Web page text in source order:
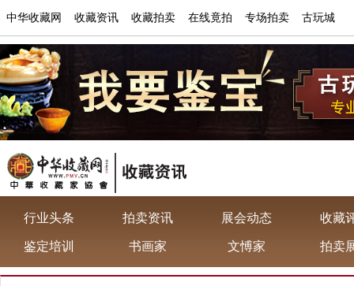
中华收藏网 收藏资讯 收藏拍卖 在线竟拍 专场拍卖 古玩城
行业头条 拍卖资讯 展会动态 收藏
鉴定培训 书画家 文愽家 拍卖